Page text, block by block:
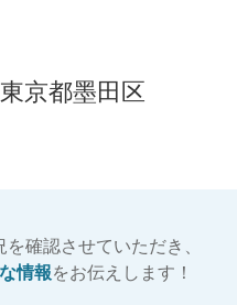
京都墨田区
確認させていただき、
情報をお伝えします！